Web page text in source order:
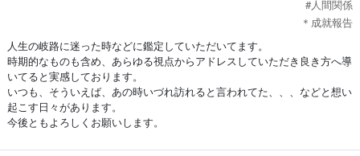
#人間関係
＊成就報告
人生の岐路に迷った時などに鑑定していただいてます。
時期的なものも含め、あらゆる視点からアドレスしていただき良き方へ導
いてると実感しております。
いつも、そういえば、あの時いづれ訪れると言われてた、、、などと想い
起こす日々があります。
今後ともよろしくお願いします。